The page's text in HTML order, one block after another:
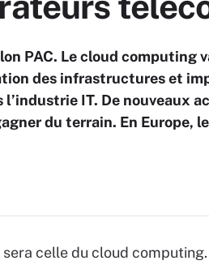
PAC. Le cloud computing
des infrastructures et
IT. De nouveaux
du terrain. En Europe,
celle du cloud